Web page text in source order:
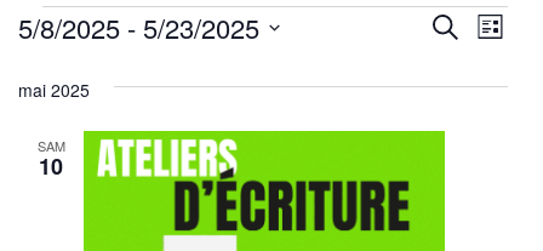
Évènements
et
Recherche
Liste
5/8/2025 - 5/23/2025
une
mai 2025
SAM
10